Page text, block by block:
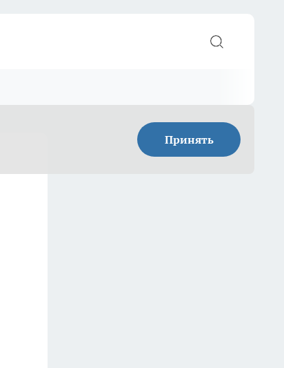
Принять